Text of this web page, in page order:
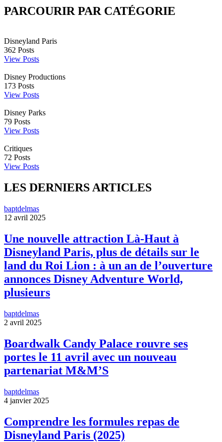
PARCOURIR PAR CATÉGORIE
Disneyland Paris
362 Posts
View Posts
Disney Productions
173 Posts
View Posts
Disney Parks
79 Posts
View Posts
Critiques
72 Posts
View Posts
LES DERNIERS ARTICLES
baptdelmas
12 avril 2025
Une nouvelle attraction Là-Haut à
Disneyland Paris, plus de détails sur le
land du Roi Lion : à un an de l’ouverture
annonces Disney Adventure World,
plusieurs
baptdelmas
2 avril 2025
Boardwalk Candy Palace rouvre ses
portes le 11 avril avec un nouveau
partenariat M&M’S
baptdelmas
4 janvier 2025
Comprendre les formules repas de
Disneyland Paris (2025)